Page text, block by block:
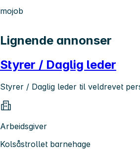
mojob
Lignende annonser
Styrer / Daglig leder
Styrer / Daglig leder til veldrevet
Arbeidsgiver
Kolsåstrollet barnehage